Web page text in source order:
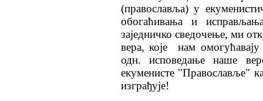
(православља) у
обогаћивања и
заједничко сведочење, ми
вера, које
намомогућавају
одн. исповедање наше
екуменисте "Православље"
изграђује!